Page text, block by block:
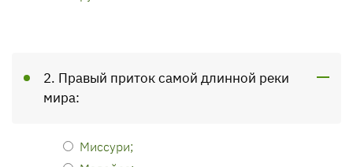
2. Правый приток самой длинной реки
мира:
Миссури;